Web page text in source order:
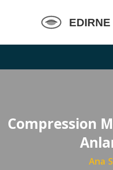
Compression
Ana